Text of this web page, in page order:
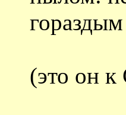
(это он